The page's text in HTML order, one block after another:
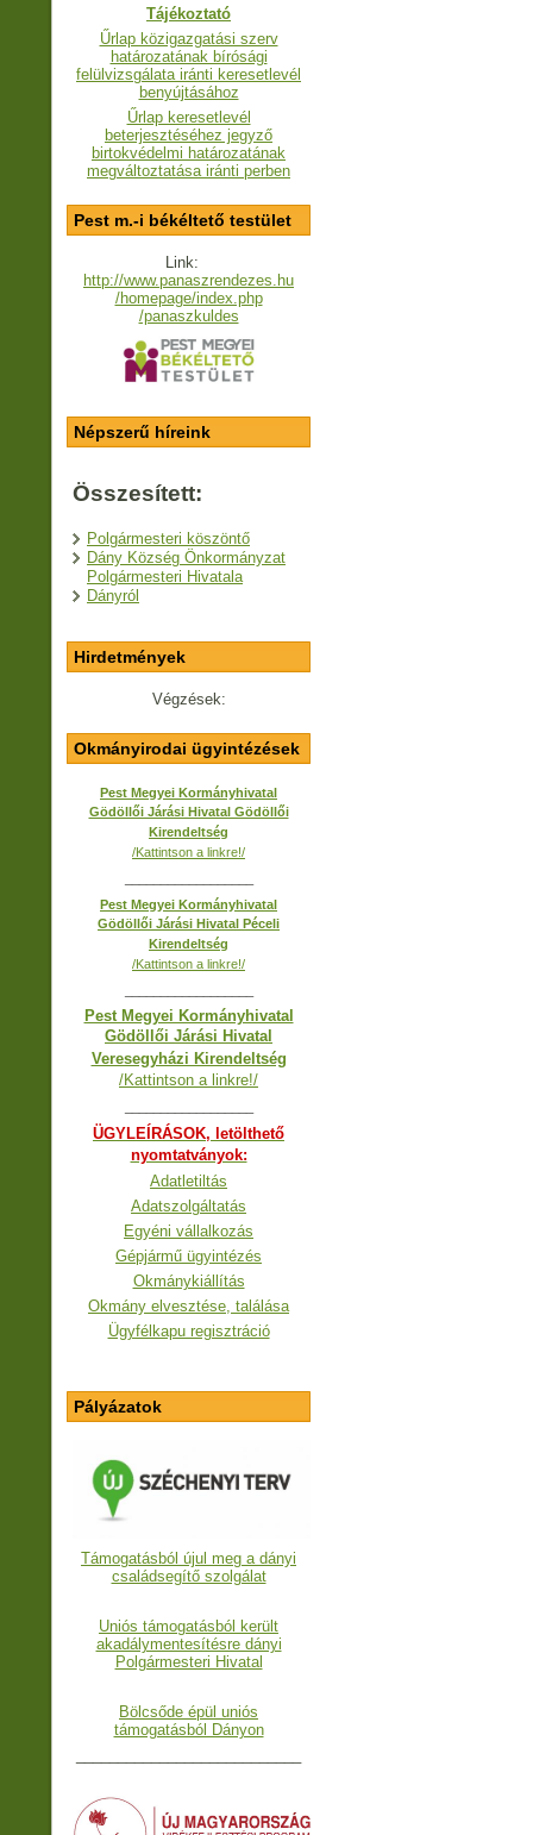
Tájékoztató
Űrlap közigazgatási szerv
határozatának bírósági
felülvizsgálata iránti keresetlevél
benyújtásához
Űrlap keresetlevél
beterjesztéséhez jegyző
birtokvédelmi határozatának
megváltoztatása iránti perben
Pest m.-i békéltető testület
Link:
http://www.panaszrendezes.hu
/homepage/index.php
/panaszkuldes
Népszerű híreink
Összesített:
Polgármesteri köszöntő
Dány Község Önkormányzat
Polgármesteri Hivatala
Dányról
Hirdetmények
Végzések:
Okmányirodai ügyintézések
Pest Megyei Kormányhivatal
Gödöllői Járási Hivatal Gödöllői
Kirendeltség
/Kattintson a linkre!/
Pest Megyei Kormányhivatal
Gödöllői Járási Hivatal Péceli
Kirendeltség
/Kattintson a linkre!/
Pest Megyei Kormányhivatal
Gödöllői Járási Hivatal
Veresegyházi Kirendeltség
/Kattintson a linkre!/
ÜGYLEÍRÁSOK, letölthető
nyomtatványok:
Adatletiltás
Adatszolgáltatás
Egyéni vállalkozás
Gépjármű ügyintézés
Okmánykiállítás
Okmány elvesztése, találása
Ügyfélkapu regisztráció
Pályázatok
Támogatásból újul meg a dányi
családsegítő szolgálat
Uniós támogatásból került
akadálymentesítésre dányi
Polgármesteri Hivatal
Bölcsőde épül uniós
támogatásból Dányon